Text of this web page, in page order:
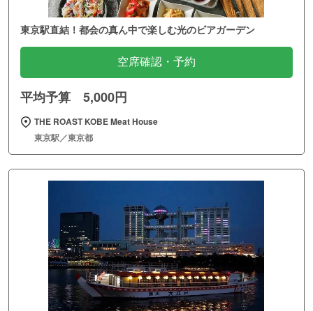
東京駅直結！都会の真ん中で楽しむ光のビアガーデン
空席確認・予約
平均予算 5,000円
THE ROAST KOBE Meat House
東京駅／東京都